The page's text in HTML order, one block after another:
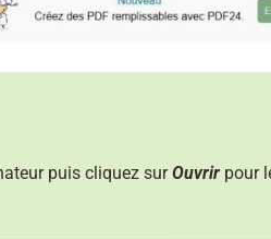
puis cliquez surOuvrir pour